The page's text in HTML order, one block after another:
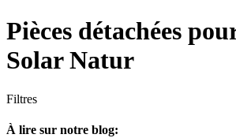
Pièces détachées
Solar Natur
Filtres
À lire sur notre blog: